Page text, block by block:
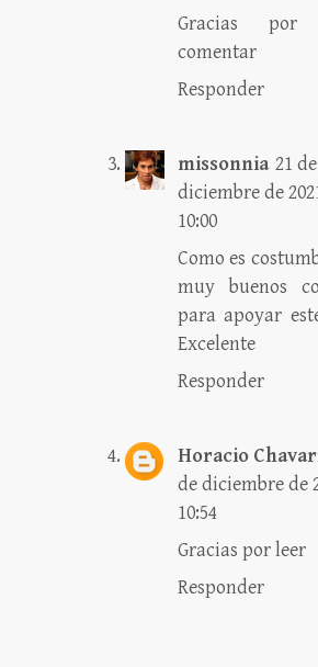
Gracias
comentar
Responder
missonnia 21 de
diciembre de
10:00
Como es
muy buenos
para apoyar
Excelente
Responder
Horacio
de diciembre de
10:54
Gracias por leer
Responder